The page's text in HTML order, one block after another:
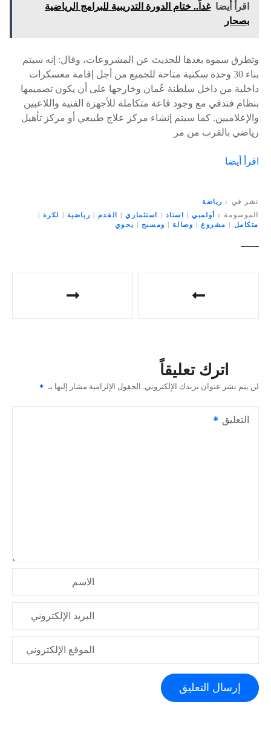
اقرأ أيضا غداً.. ختام الدورة التدريبية للبرامج الرياضية
بصحار
وتطرق سموه بعدها للحديث عن المشروعات، وقال: إنه سيتم
بناء 30 وحدة سكنية متاحة للجميع من أجل إقامة معسكرات
داخلية من داخل سلطنة عُمان وخارجها على أن يكون تصميمها
بنظام فندقي مع وجود قاعة متكاملة للأجهزة الفنية واللاعبين
والإعلاميين. كما سيتم إنشاء مركز علاج طبيعي أو مركز تأهيل
رياضي بالقرب من مر
اقرأ أيضا
نشر في
رياضة
الموسومة
أولمبي| استاد | استثماري| القدم | رياضية | لكرة |
متكامل
| مشروع | وصالة| ومسبح | يحوي
ا
م
اترك تعليقاً
لن يتم نشر عنوان بريدك الإلكتروني. الحقول الإلزامية مشار إليها بـ
التعليق
الاسم
البريد الإلكتروني
الموقع الإلكتروني